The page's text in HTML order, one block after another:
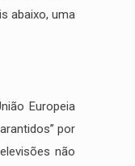
abaixo, uma
Europeia
por
não